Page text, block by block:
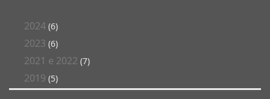
2024 (6)
2023 (6)
2021 e 2022 (7)
2019 (5)